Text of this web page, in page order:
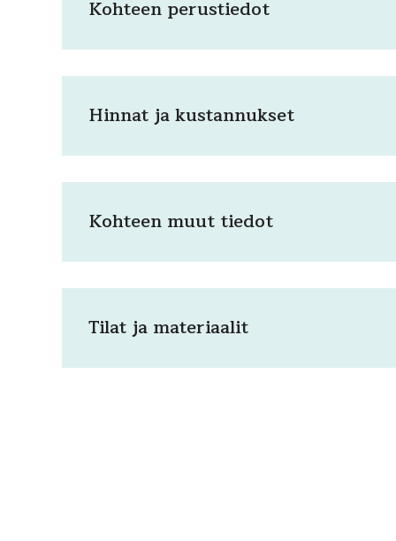
Kohteen perustiedot
Hinnat ja kustannukset
Kohteen muut tiedot
Tilat ja materiaalit